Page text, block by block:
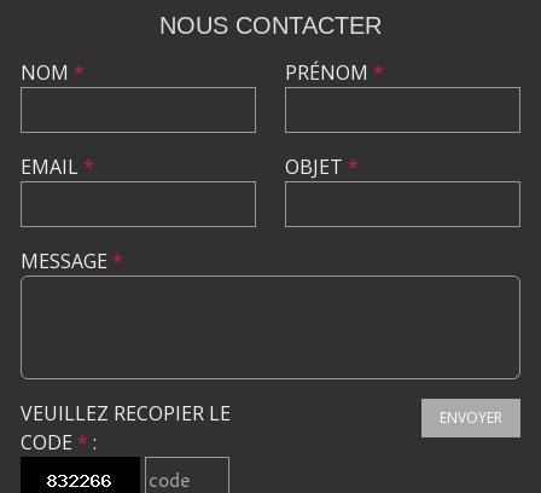
NOUS CONTACTER
NOM *
EMAIL*
PRÉNOM *
OBJET *
MESSAGE *
VEUILLEZ RECOPIER LE
CODE * :
ENVOYER